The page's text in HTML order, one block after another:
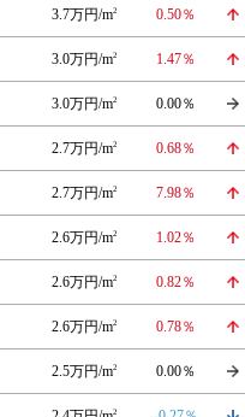
3.7万円/m2 0.50％
3.0万円/m2 1.47％
3.0万円/m2 0.00％
2.7万円/m2 0.68％
2.7万円/m2 7.98％
2.6万円/m2 1.02％
2.6万円/m2 0.82％
2.6万円/m2 0.78％
2.5万円/m2 0.00％
2